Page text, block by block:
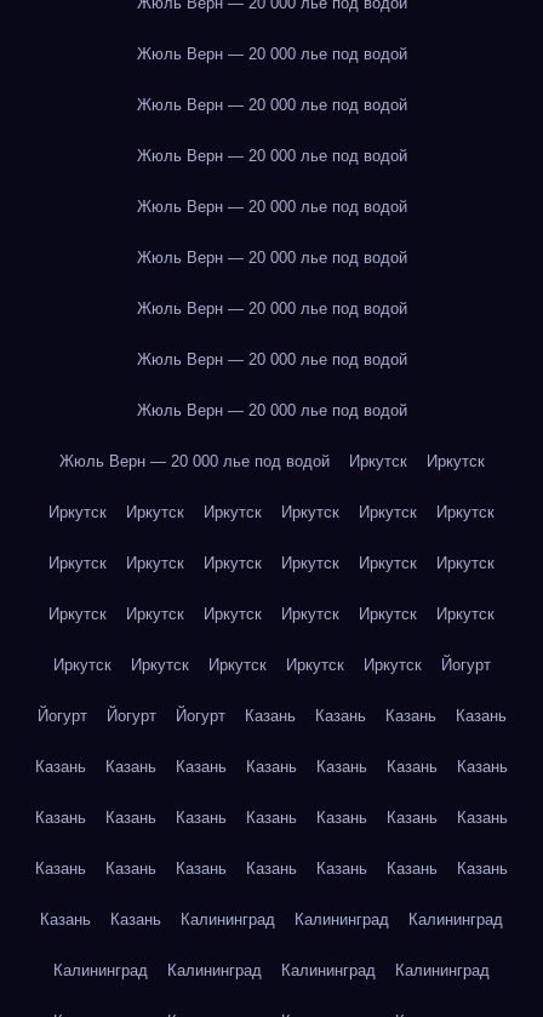
Жюль Верн — 20 000 лье под водой
Жюль Верн — 20 000 лье под водой
Жюль Верн — 20 000 лье под водой
Жюль Верн — 20 000 лье под водой
Жюль Верн — 20 000 лье под водой
Жюль Верн — 20 000 лье под водой
Жюль Верн — 20 000 лье под водой
Жюль Верн — 20 000 лье под водой
Жюль Верн — 20 000 лье под водой Иркутск Иркутск
Иркутск Иркутск Иркутск Иркутск Иркутск Иркутск
Иркутск Иркутск Иркутск Иркутск Иркутск Иркутск
Иркутск Иркутск Иркутск Иркутск Иркутск Иркутск
Иркутск Иркутск Иркутск Иркутск Иркутск Йогурт
Йогурт Йогурт Йогурт Казань Казань Казань Казань
Казань Казань Казань Казань Казань Казань Казань
Казань Казань Казань Казань Казань Казань Казань
Казань Казань Казань Казань Казань Казань Казань
Казань Казань Калининград Калининград Калининград
Калининград Калининград Калининград Калининград